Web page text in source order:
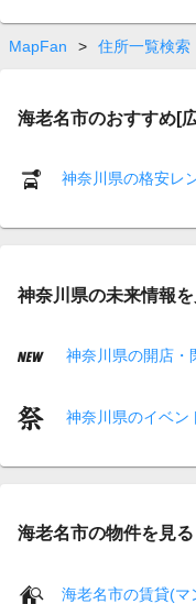
MapFan > 住所一覧検索
海老名市のおすすめ[
神奈川県の格安レ
神奈川県の未来情報
神奈川県の開店・
神奈川県のイベン
海老名市の物件を見る
海老名市の賃貸(マ